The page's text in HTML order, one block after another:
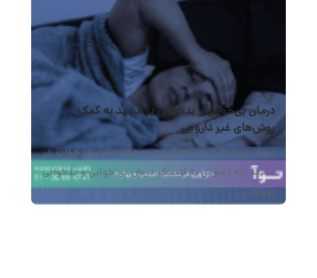
درمان بی‌خوابی و بدخوابی در مشهد به کمک
روش‌های غیر دارویی
درمان بی‌خوابی و بدخوابی در مشهد؛ کلینیک خواب در
مشهد چه تفاوتی با کلینیک درمان بی خوابی و بدخوابی
شبانه…